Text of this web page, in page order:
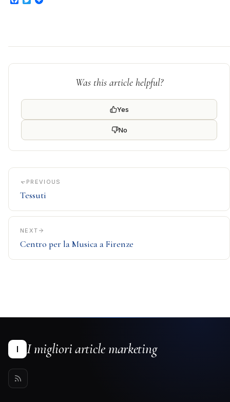
Was this article helpful?
Yes
No
PREVIOUS
Tessuti
NEXT
Centro per la Musica a Firenze
I I migliori article marketing